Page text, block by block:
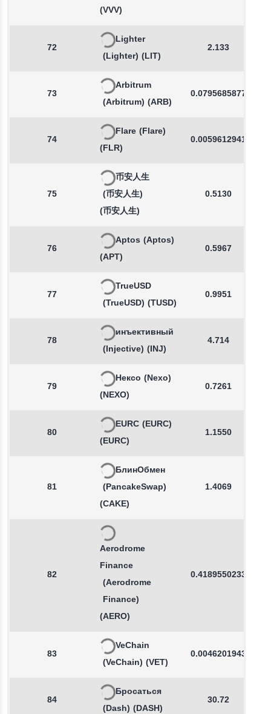
(VVV)
72
Lighter
(Lighter) (LIT)
2.133
73
Arbitrum
(Arbitrum) (ARB)
0.0795685877
74
Flare (Flare)
(FLR)
0.0059612941
75
币安人生
(币安人生)
(币安人生)
0.5130
76
Aptos (Aptos)
(APT)
0.5967
77
TrueUSD
(TrueUSD) (TUSD)
0.9951
78
инъективный
(Injective) (INJ)
4.714
79
Нексо (Nexo)
(NEXO)
0.7261
80
EURC (EURC)
(EURC)
1.1550
81
БлинОбмен
(PancakeSwap)
(CAKE)
1.4069
82
Aerodrome
Finance
(Aerodrome
Finance)
(AERO)
0.4189550233
83
VeChain
(VeChain) (VET)
0.0046201943
84
Бросаться
(Dash) (DASH)
30.72